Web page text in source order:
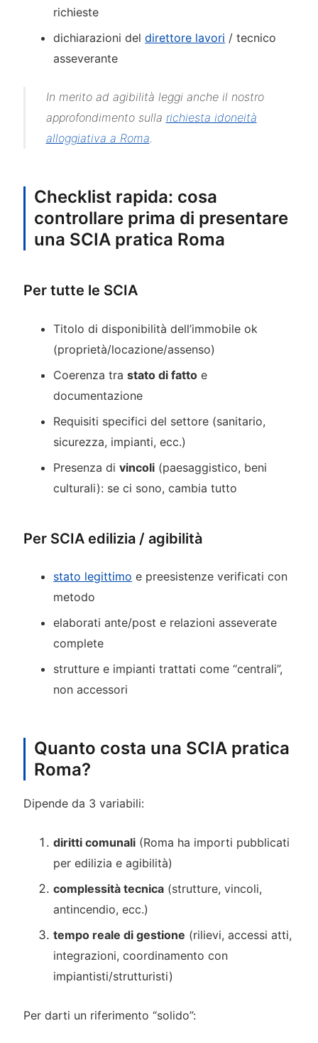
richieste
dichiarazioni deldirettore lavori / tecnico
asseverante
In merito ad agibilità leggi anche il nostro
approfondimento sulla richiesta idoneità
alloggiativa a Roma.
Checklist rapida: cosa
controllare prima di presentare
una SCIA pratica Roma
Per tutte le SCIA
Titolo di disponibilità dell’immobile ok
(proprietà/locazione/assenso)
Coerenza trastato di fatto e
documentazione
Requisiti specifici del settore (sanitario,
sicurezza, impianti, ecc.)
Presenza divincoli (paesaggistico, beni
culturali): se ci sono, cambia tutto
Per SCIA edilizia / agibilità
stato legittimo e preesistenze verificati con
metodo
elaborati ante/post e relazioni asseverate
complete
strutture e impianti trattati come “centrali”,
non accessori
Quanto costa una SCIA pratica
Roma?
Dipende da 3 variabili:
diritti comunali (Roma ha importi pubblicati
per edilizia e agibilità)
complessità tecnica (strutture, vincoli,
antincendio, ecc.)
tempo reale di gestione (rilievi, accessi atti,
integrazioni, coordinamento con
impiantisti/strutturisti)
Per darti un riferimento “solido”: